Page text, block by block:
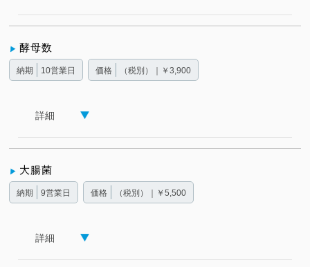
酵母数
納期 10営業日 価格 （税別）｜￥3,900
詳細
大腸菌
納期 9営業日 価格 （税別）｜￥5,500
詳細